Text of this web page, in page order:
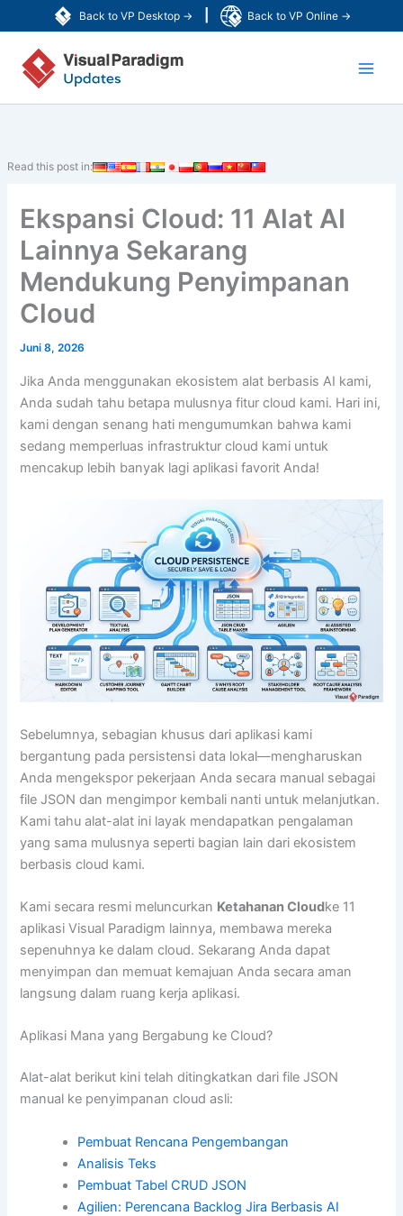
Back to VP Desktop → Back to VP Online →
ke
konten
Read this post in:
Ekspansi Cloud: 11 Alat AI
Lainnya Sekarang
Mendukung Penyimpanan
Cloud
Juni 8, 2026
Jika Anda menggunakan ekosistem alat berbasis AI kami,
Anda sudah tahu betapa mulusnya fitur cloud kami. Hari ini,
kami dengan senang hati mengumumkan bahwa kami
sedang memperluas infrastruktur cloud kami untuk
mencakup lebih banyak lagi aplikasi favorit Anda!
Sebelumnya, sebagian khusus dari aplikasi kami
bergantung pada persistensi data lokal—mengharuskan
Anda mengekspor pekerjaan Anda secara manual sebagai
file JSON dan mengimpor kembali nanti untuk melanjutkan.
Kami tahu alat-alat ini layak mendapatkan pengalaman
yang sama mulusnya seperti bagian lain dari ekosistem
berbasis cloud kami.
Kami secara resmi meluncurkan Ketahanan Cloudke 11
aplikasi Visual Paradigm lainnya, membawa mereka
sepenuhnya ke dalam cloud. Sekarang Anda dapat
menyimpan dan memuat kemajuan Anda secara aman
langsung dalam ruang kerja aplikasi.
Aplikasi Mana yang Bergabung ke Cloud?
Alat-alat berikut kini telah ditingkatkan dari file JSON
manual ke penyimpanan cloud asli:
Pembuat Rencana Pengembangan
Analisis Teks
Pembuat Tabel CRUD JSON
Agilien: Perencana Backlog Jira Berbasis AI